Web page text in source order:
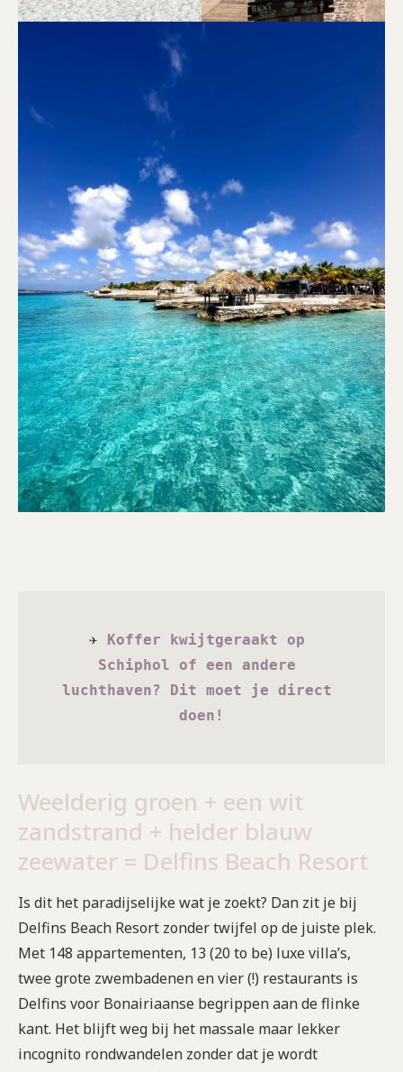
✈ Koffer kwijtgeraakt op
Schiphol of een andere
luchthaven? Dit moet je direct
doen!
Weelderig groen + een wit
zandstrand + helder blauw
zeewater = Delfins Beach Resort
Is dit het paradijselijke wat je zoekt? Dan zit je bij
Delfins Beach Resort zonder twijfel op de juiste plek.
Met 148 appartementen, 13 (20 to be) luxe villa’s,
twee grote zwembadenen en vier (!) restaurants is
Delfins voor Bonairiaanse begrippen aan de flinke
kant. Het blijft weg bij het massale maar lekker
incognito rondwandelen zonder dat je wordt